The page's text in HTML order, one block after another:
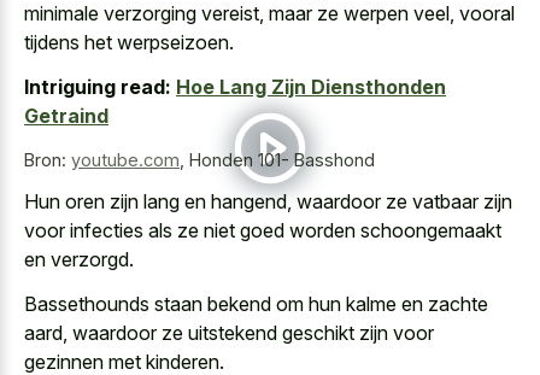
minimale verzorging vereist, maar ze werpen veel, vooral
tijdens het werpseizoen.
Intriguing read: Hoe Lang Zijn Diensthonden
Getraind
Bron: youtube.com Honden 101- Basshond
Hun oren zijn lang en hangend, waardoor ze vatbaar zijn
voor infecties als ze niet goed worden schoongemaakt
en verzorgd.
Bassethounds staan bekend om hun kalme en zachte
aard, waardoor ze uitstekend geschikt zijn voor
gezinnen met kinderen.